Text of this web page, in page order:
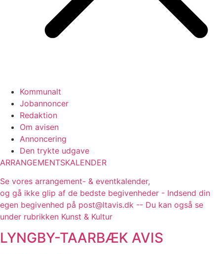
Kommunalt
Jobannoncer
Redaktion
Om avisen
Annoncering
Den trykte udgave
ARRANGEMENTSKALENDER
Se vores arrangement- & eventkalender,
og gå ikke glip af de bedste begivenheder - Indsend din
egen begivenhed på post@ltavis.dk -- Du kan også se
under rubrikken Kunst & Kultur
LYNGBY-TAARBÆK AVIS